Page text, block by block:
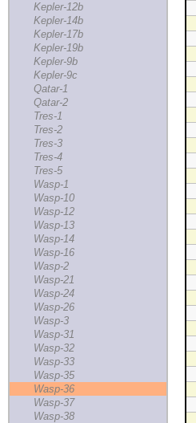
Kepler-12b
Kepler-14b
Kepler-17b
Kepler-19b
Kepler-9b
Kepler-9c
Qatar-1
Qatar-2
Tres-1
Tres-2
Tres-3
Tres-4
Tres-5
Wasp-1
Wasp-10
Wasp-12
Wasp-13
Wasp-14
Wasp-16
Wasp-2
Wasp-21
Wasp-24
Wasp-26
Wasp-3
Wasp-31
Wasp-32
Wasp-33
Wasp-35
Wasp-36
Wasp-37
Wasp-38